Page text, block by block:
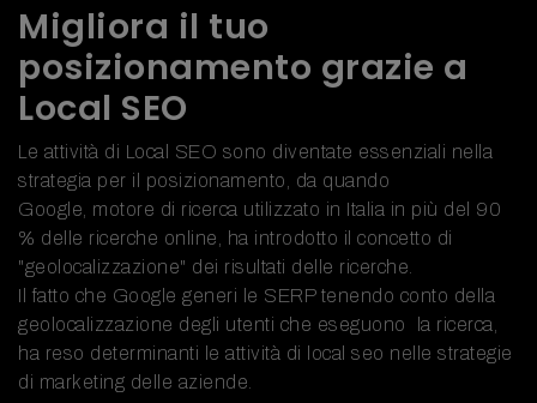
Migliora il tuo
posizionamento grazie a
Local SEO
Le attività di Local SEO sono diventate essenziali nella
strategia per il posizionamento, da quando
Google, motore di ricerca utilizzato in Italia in più del 90
% delle ricerche online, ha introdotto il concetto di
"geolocalizzazione" dei risultati delle ricerche.
Il fatto che Google generi le SERP tenendo conto della
geolocalizzazione degli utenti che eseguono la ricerca,
ha reso determinanti le attività di local seo nelle strategie
di marketing delle aziende.